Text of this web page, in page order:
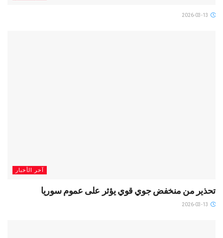
آخر الأخبار
تحذير من منخفض جوي قوي يؤثر على عموم سوريا